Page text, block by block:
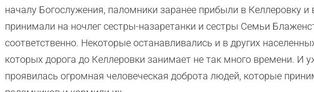
началу Богослужения, паломники заранее прибыли в Келлеровку и
принимали на ночлег сестры-назаретанки и сестры Семьи
соответственно. Некоторые останавливались и в других
которых дорога до Келлеровки занимает не так много времени. И
проявилась огромная человеческая доброта людей, которые